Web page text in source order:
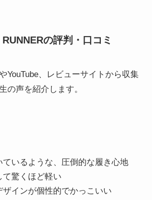
の評判・口コミ
YouTube、レビューサイトから収集
の声を紹介します。
ているような、圧倒的な履き心地
て驚くほど軽い
ザインが個性的でかっこいい